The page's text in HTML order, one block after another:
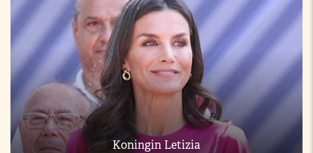
Koningin Letizia